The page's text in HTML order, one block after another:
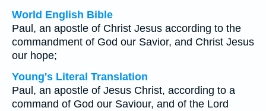
World English Bible
Paul, an apostle of Christ Jesus according to the
commandment of God our Savior, and Christ Jesus
our hope;
Young's Literal Translation
Paul, an apostle of Jesus Christ, according to a
command of God our Saviour, and of the Lord